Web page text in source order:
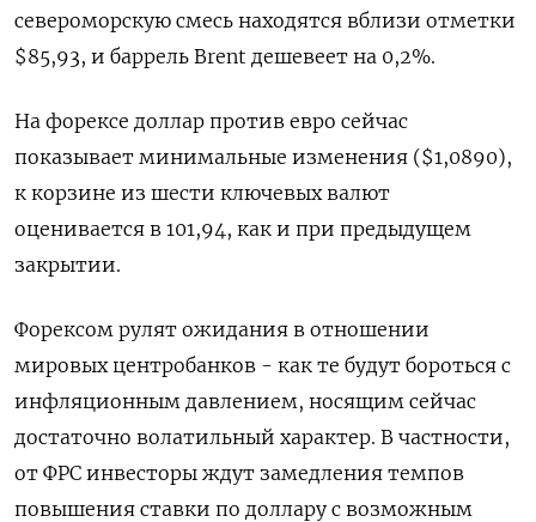
североморскую смесь находятся вблизи отметки
$85,93, и баррель Brent дешевеет на 0,2%.
На форексе доллар против евро сейчас
показывает минимальные изменения ($1,0890),
к корзине из шести ключевых валют
оценивается в 101,94, как и при предыдущем
закрытии.
Форексом рулят ожидания в отношении
мировых центробанков - как те будут бороться с
инфляционным давлением, носящим сейчас
достаточно волатильный характер. В частности,
от ФРС инвесторы ждут замедления темпов
повышения ставки по доллару с возможным